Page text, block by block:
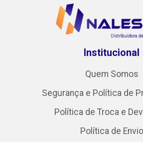
Institucional
Quem Somos
Segurança e Política de
Política de Troca e
Política de Envio